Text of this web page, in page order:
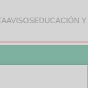
AVISOSEDUCACIÓN